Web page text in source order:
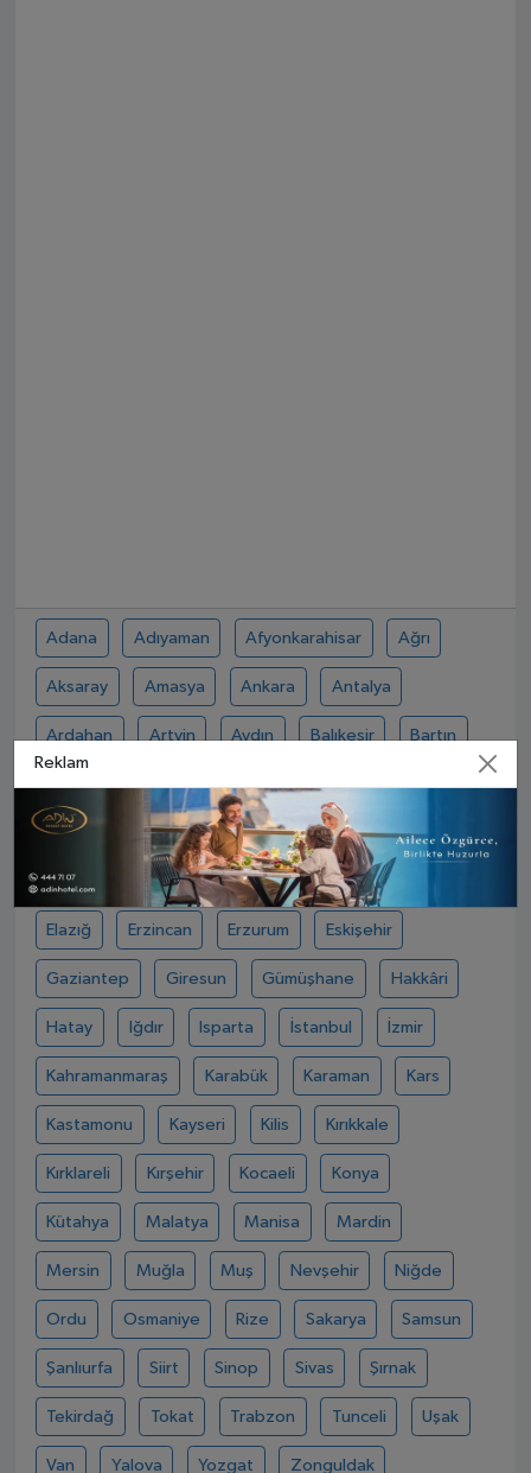
Adana Adıyaman Afyonkarahisar Ağrı
Aksaray Amasya Ankara Antalya
Ardahan Artvin Aydın Balıkesir Bartın
Batman Bayburt Bilecik Bingöl Bitlis
Bolu Burdur Bursa Çanakkale Çankırı
Çorum Denizli Diyarbakır Düzce
Elazığ Erzincan Erzurum Eskişehir
Gaziantep Giresun Gümüşhane Hakkâri
Hatay Iğdır Isparta İstanbul İzmir
Kahramanmaraş Karabük Karaman Kars
Kastamonu Kayseri Kilis Kırıkkale
Kırklareli Kırşehir Kocaeli Konya
Kütahya Malatya Manisa Mardin
Mersin Muğla Muş Nevşehir Niğde
Ordu Osmaniye Rize Sakarya Samsun
Şanlıurfa Siirt Sinop Sivas Şırnak
Tekirdağ Tokat Trabzon Tunceli Uşak
Van Yalova Yozgat Zonguldak
Reklam